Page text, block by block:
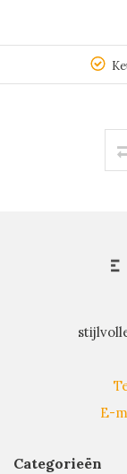
E-
Categorieën